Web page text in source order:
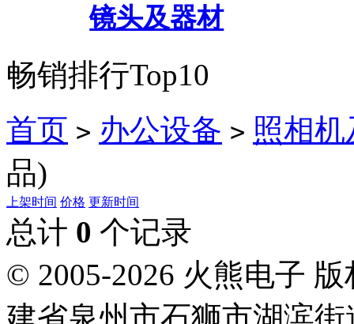
镜头及器材
畅销排行Top10
首页 > 办公设备 > 照相
品)
上架时间 价格 更新时间
总计 0 个记录
© 2005-2026 火熊电子
建省泉州市石狮市湖滨